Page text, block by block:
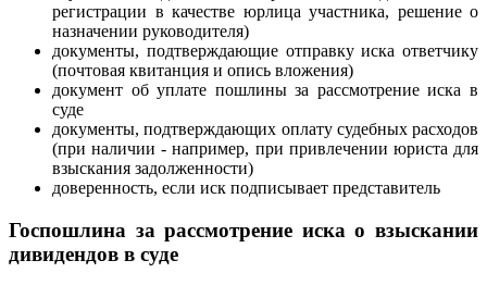
регистрации в качестве юрлица участника, решение о
назначении руководителя)
документы, подтверждающие отправку иска ответчику
(почтовая квитанция и опись вложения)
документ об уплате пошлины за рассмотрение иска в
суде
документы, подтверждающих оплату судебных расходов
(при наличии - например, при привлечении юриста для
взыскания задолженности)
доверенность, если иск подписывает представитель
Госпошлина за рассмотрение иска о взыскании
дивидендов в суде